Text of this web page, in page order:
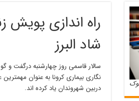
راه اندازی
شاد البرز
سالار قاسمی روز چهارشنبه درگفت و
نگاری بیماری کرونا به عنوان
دربین شهروندان یاد کرده اند.